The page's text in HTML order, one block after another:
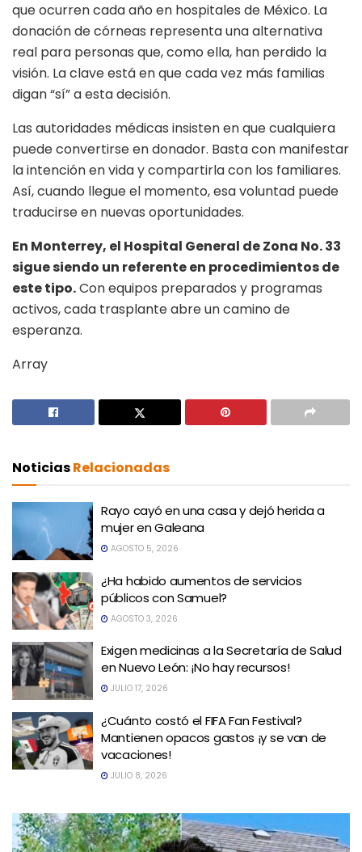
que ocurren cada año en hospitales de México. La
donación de córneas representa una alternativa
real para personas que, como ella, han perdido la
visión. La clave está en que cada vez más familias
digan “sí” a esta decisión.
Las autoridades médicas insisten en que cualquiera
puede convertirse en donador. Basta con manifestar
la intención en vida y compartirla con los familiares.
Así, cuando llegue el momento, esa voluntad puede
traducirse en nuevas oportunidades.
En Monterrey, el Hospital General de Zona No. 33
sigue siendo un referente en procedimientos de
este tipo.Con equipos preparados y programas
activos, cada trasplante abre un camino de
esperanza.
Array
NoticiasRelacionadas
Rayo cayó en una casa y dejó herida a
mujer en Galeana
AGOSTO 5, 2026
¿Ha habido aumentos de servicios
públicos con Samuel?
AGOSTO 3, 2026
Exigen medicinas a la Secretaría de Salud
en Nuevo León: ¡No hay recursos!
JULIO 17, 2026
¿Cuánto costó el FIFA Fan Festival?
Mantienen opacos gastos ¡y se van de
vacaciones!
JULIO 8, 2026